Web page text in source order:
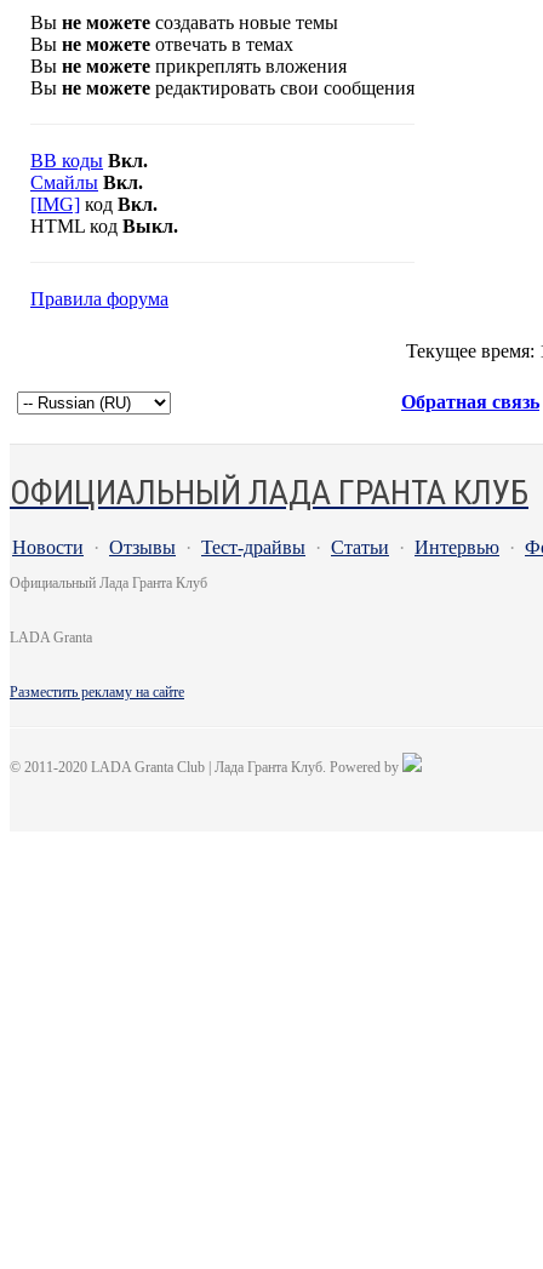
Вы не можете создавать новые темы
Вы не можете отвечать в темах
Вы не можете прикреплять вложения
Вы не можете редактировать свои сообщения
BB коды Вкл.
Смайлы Вкл.
[IMG] код Вкл.
HTML код Выкл.
Правила форума
Текущее время:
Обратная связь
ОФИЦИАЛЬНЫЙ ЛАДА ГРАНТА КЛУБ
Новости · Отзывы · Тест-драйвы · Статьи · Интервью ·
Официальный Лада Гранта Клуб
LADA Granta
Разместить рекламу на сайте
© 2011-2020 LADA Granta Club | Лада Гранта Клуб. Powered by